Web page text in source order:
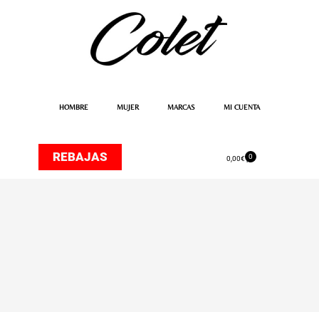
HOMBRE MUJER MARCAS MI CUENTA
REBAJAS 0,00€ 0
Carrito